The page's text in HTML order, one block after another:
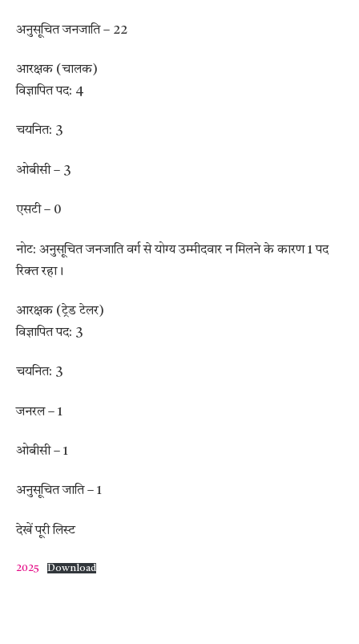
अनुसूचित जनजाति – 22
आरक्षक (चालक)
विज्ञापित पद: 4
चयनित: 3
ओबीसी – 3
एसटी – 0
नोट: अनुसूचित जनजाति वर्ग से योग्य उम्मीदवार न मिलने के कारण 1 पद
रिक्त रहा।
आरक्षक (ट्रेड टेलर)
विज्ञापित पद: 3
चयनित: 3
जनरल – 1
ओबीसी – 1
अनुसूचित जाति – 1
देखें पूरी लिस्ट
2025 Download